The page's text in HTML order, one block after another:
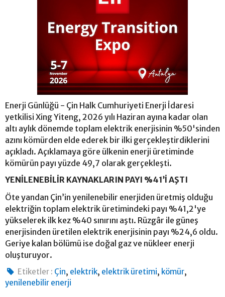
Enerji Günlüğü - Çin Halk Cumhuriyeti Enerji İdaresi
yetkilisi Xing Yiteng, 2026 yılı Haziran ayına kadar olan
altı aylık dönemde toplam elektrik enerjisinin %50'sinden
azını kömürden elde ederek bir ilki gerçekleştirdiklerini
açıkladı. Açıklamaya göre ülkenin enerji üretiminde
kömürün payı yüzde 49,7 olarak gerçekleşti.
YENİLENEBİLİR KAYNAKLARIN PAYI %41’İ AŞTI
Öte yandan Çin’in yenilenebilir enerjiden üretmiş olduğu
elektriğin toplam elektrik üretimindeki payı %41,2'ye
yükselerek ilk kez %40 sınırını aştı. Rüzgâr ile güneş
enerjisinden üretilen elektrik enerjisinin payı %24,6 oldu.
Geriye kalan bölümü ise doğal gaz ve nükleer enerji
oluşturuyor.
Etiketler : Çin, elektrik, elektrik üretimi, kömür,
yenilenebilir enerji